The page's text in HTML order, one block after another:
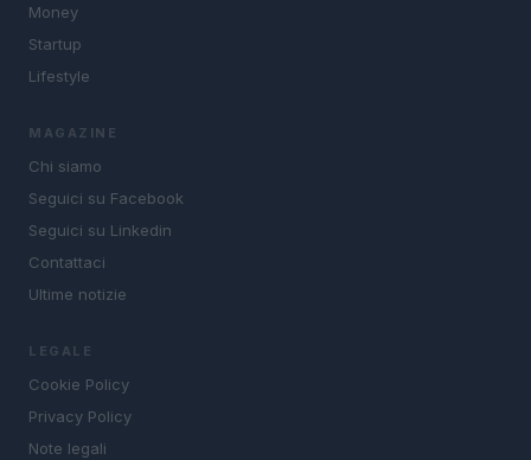
Money
Startup
Lifestyle
MAGAZINE
Chi siamo
Seguici su Facebook
Seguici su Linkedin
Contattaci
Ultime notizie
LEGALE
Cookie Policy
Privacy Policy
Note legali